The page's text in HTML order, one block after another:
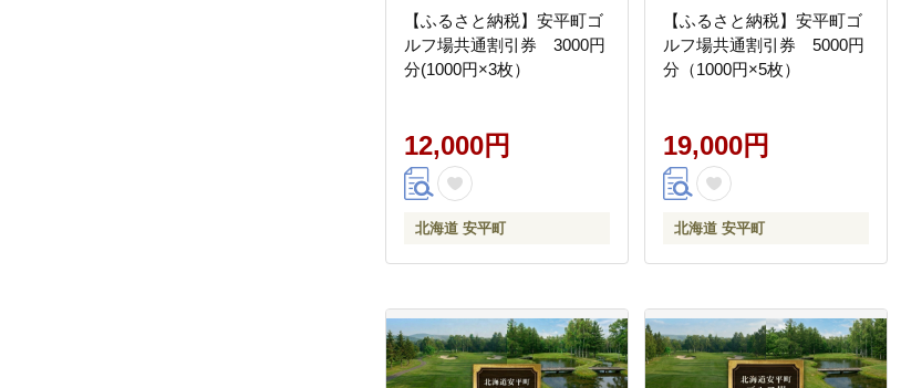
【ふるさと納税】安平町ゴ
ルフ場共通割引券 3000円
分(1000円×3枚）
12,000円
北海道 安平町
【ふるさと納税】安平町ゴ
ルフ場共通割引券 5000円
分（1000円×5枚）
19,000円
北海道 安平町